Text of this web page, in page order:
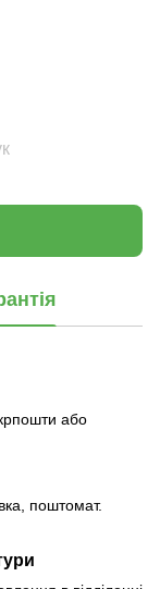
або
поштомат.